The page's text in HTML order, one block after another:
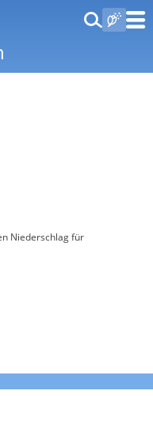
Niederschlag für